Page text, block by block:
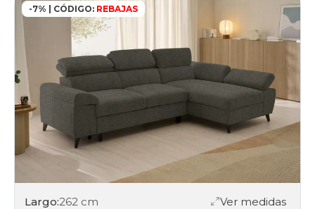
-7% | CÓDIGO: REBAJAS
Largo:262 cm Ver medidas